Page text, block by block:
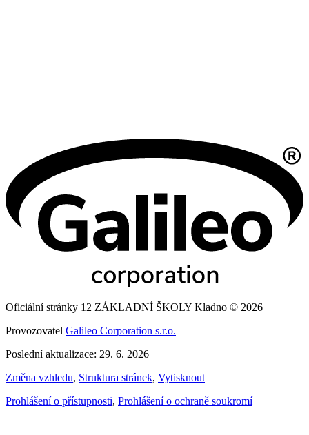
Oficiální stránky 12 ZÁKLADNÍ ŠKOLY Kladno © 2026
Provozovatel Galileo Corporation s.r.o.
Poslední aktualizace: 29. 6. 2026
Změna vzhledu, Struktura stránek, Vytisknout
Prohlášení o přístupnosti, Prohlášení o ochraně soukromí